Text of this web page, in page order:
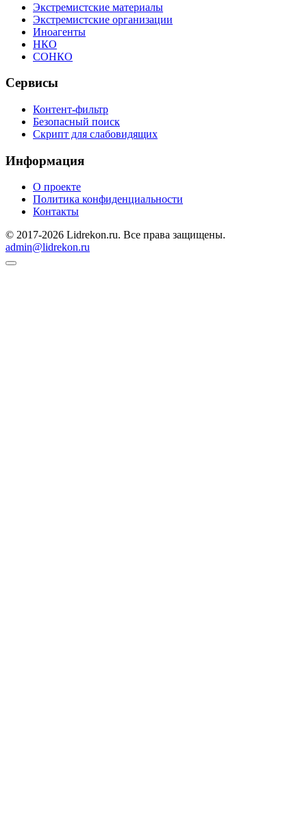
Экстремистские материалы
Экстремистские организации
Иноагенты
НКО
СОНКО
Сервисы
Контент-фильтр
Безопасный поиск
Скрипт для слабовидящих
Информация
О проекте
Политика конфиденциальности
Контакты
© 2017-2026 Lidrekon.ru. Все права защищены.
admin@lidrekon.ru